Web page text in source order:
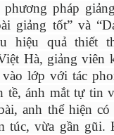
pháp
giảng tốt” và
hiệu quả thiết
Hà, giảng viên
lớp với tác
tề, ánh mắt tự tin
anh thể hiện có
túc, vừa gần gũi.